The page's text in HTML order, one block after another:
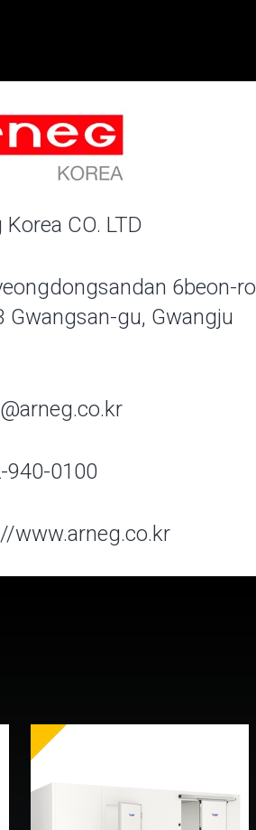
CO. LTD
6beon-ro
Gwangsan-gu, Gwangju
940-0100
www.arneg.co.kr